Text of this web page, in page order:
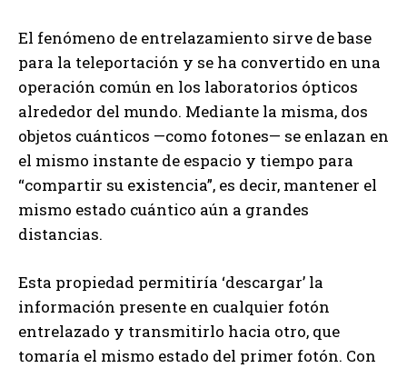
El fenómeno de entrelazamiento sirve de base
para la teleportación y se ha convertido en una
operación común en los laboratorios ópticos
alrededor del mundo. Mediante la misma, dos
objetos cuánticos —como fotones— se enlazan en
el mismo instante de espacio y tiempo para
“compartir su existencia”, es decir, mantener el
mismo estado cuántico aún a grandes
distancias.
Esta propiedad permitiría ‘descargar’ la
información presente en cualquier fotón
entrelazado y transmitirlo hacia otro, que
tomaría el mismo estado del primer fotón. Con